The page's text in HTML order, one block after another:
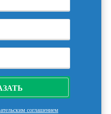
соглашением